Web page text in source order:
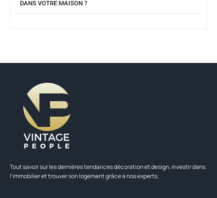
DANS VOTRE MAISON ?
Tout savoir sur les dernières tendances décoration et design, investir dans
l’immobilier et trouver son logement grâce à nos experts.